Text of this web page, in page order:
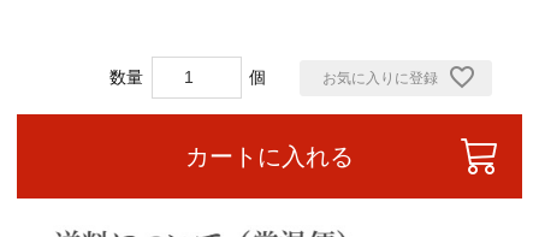
お気に入りに登録
カートに入れる